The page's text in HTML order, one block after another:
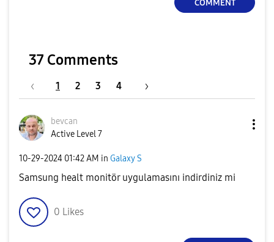
COMMENT
37 Comments
1 2 3 4
bevcan
Active Level 7
‎10-29-2024 01:42 AM in Galaxy S
Samsung healt monitör uygulamasını indirdiniz mi
0 Likes